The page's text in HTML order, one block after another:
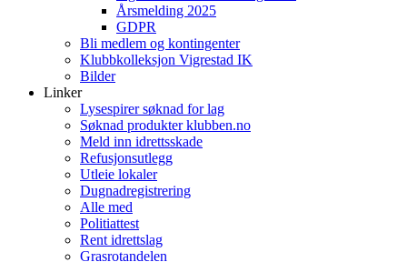
Årsmelding 2025
GDPR
Bli medlem og kontingenter
Klubbkolleksjon Vigrestad IK
Bilder
Linker
Lysespirer søknad for lag
Søknad produkter klubben.no
Meld inn idrettsskade
Refusjonsutlegg
Utleie lokaler
Dugnadregistrering
Alle med
Politiattest
Rent idrettslag
Grasrotandelen